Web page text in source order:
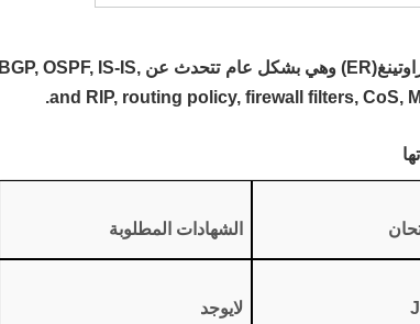
وفيها مواضيع مكررة مع أمتحانات الراوتينغ(ER) وهي بشكل عام تتحدث عن BGP, OSPF, IS-IS,
and RIP, routing policy, firewall filters, CoS,
الشهادات المطلوبة
لايوجد